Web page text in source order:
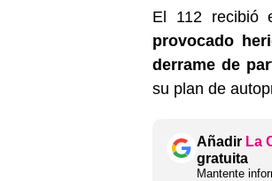
El 112 recibió
provocado
derrame de
su plan de
Añadir La
gratuita
Mantente